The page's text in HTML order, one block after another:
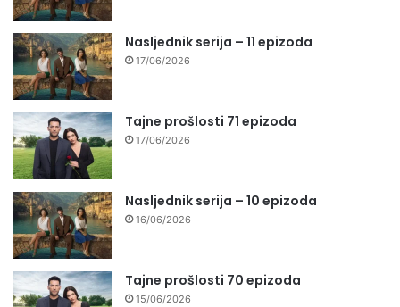
Nasljednik serija – 11 epizoda
17/06/2026
Tajne prošlosti 71 epizoda
17/06/2026
Nasljednik serija – 10 epizoda
16/06/2026
Tajne prošlosti 70 epizoda
15/06/2026